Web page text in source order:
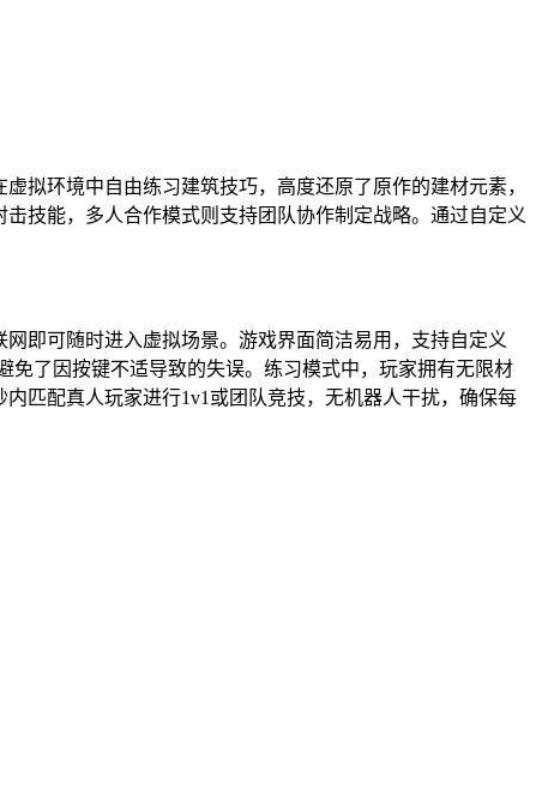
拟环境中自由练习建筑技巧，高度还原了原作的建材元素，
技能，多人合作模式则支持团队协作制定战略。通过自定义
即可随时进入虚拟场景。游戏界面简洁易用，支持自定义
免了因按键不适导致的失误。练习模式中，玩家拥有无限材
匹配真人玩家进行1v1或团队竞技，无机器人干扰，确保每